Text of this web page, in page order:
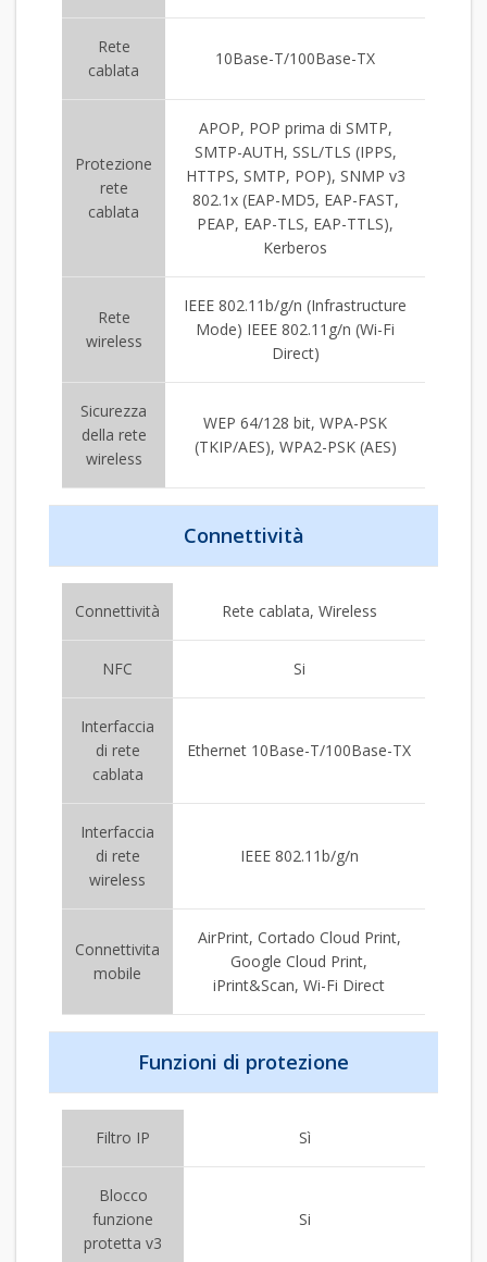
Rete
cablata
10Base-T/100Base-TX
Protezione
rete
cablata
APOP, POP prima di SMTP,
SMTP-AUTH, SSL/TLS (IPPS,
HTTPS, SMTP, POP), SNMP v3
802.1x (EAP-MD5, EAP-FAST,
PEAP, EAP-TLS, EAP-TTLS),
Kerberos
Rete
wireless
IEEE 802.11b/g/n (Infrastructure
Mode) IEEE 802.11g/n (Wi-Fi
Direct)
Sicurezza
della rete
wireless
WEP 64/128 bit, WPA-PSK
(TKIP/AES), WPA2-PSK (AES)
Connettività
Connettività Rete cablata, Wireless
NFC Si
Interfaccia
di rete
cablata
Ethernet 10Base-T/100Base-TX
Interfaccia
di rete
wireless
IEEE 802.11b/g/n
Connettivita
mobile
AirPrint, Cortado Cloud Print,
Google Cloud Print,
iPrint&Scan, Wi-Fi Direct
Funzioni di protezione
Filtro IP Sì
Blocco
funzione
protetta v3
Si